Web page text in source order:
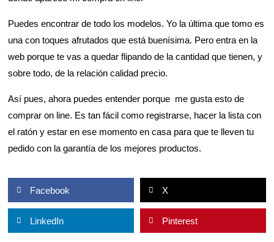
Puedes encontrar de todo los modelos. Yo la última que tomo es
una con toques afrutados que está buenísima. Pero entra en la
web porque te vas a quedar flipando de la cantidad que tienen, y
sobre todo, de la relación calidad precio.
Así pues, ahora puedes entender porque me gusta esto de
comprar on line. Es tan fácil como registrarse, hacer la lista con
el ratón y estar en ese momento en casa para que te lleven tu
pedido con la garantía de los mejores productos.
Facebook X
LinkedIn Pinterest